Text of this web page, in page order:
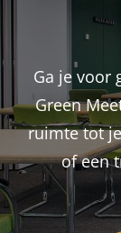
Ga je voor
Green
ruimte tot
of een